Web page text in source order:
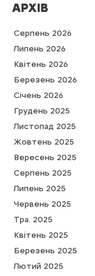
АРХІВ
Серпень 2026
Липень 2026
Квітень 2026
Березень 2026
Cічень 2026
Грудень 2025
Листопад 2025
Жовтень 2025
Вересень 2025
Серпень 2025
Липень 2025
Червень 2025
Тра. 2025
Квітень 2025
Березень 2025
Лютий 2025